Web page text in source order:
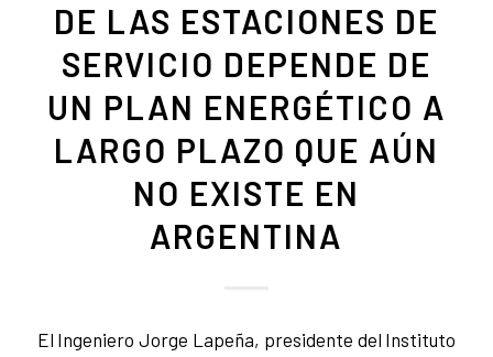
DE LAS ESTACIONES DE
SERVICIO DEPENDE DE
UN PLAN ENERGÉTICO A
LARGO PLAZO QUE AÚN
NO EXISTE EN
ARGENTINA
El Ingeniero Jorge Lapeña, presidente del Instituto